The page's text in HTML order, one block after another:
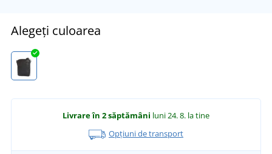
Alegeți culoarea
Livrare în 2 săptămâni luni 24. 8. la tine
Opțiuni de transport